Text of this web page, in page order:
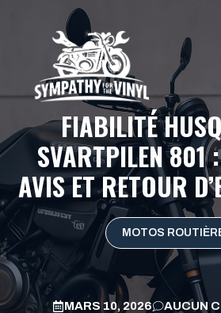
FIABILITÉ
SVARTPILEN 801
AVIS ET RETOUR
MOTOS
MARS 10, 2026
AUCUN